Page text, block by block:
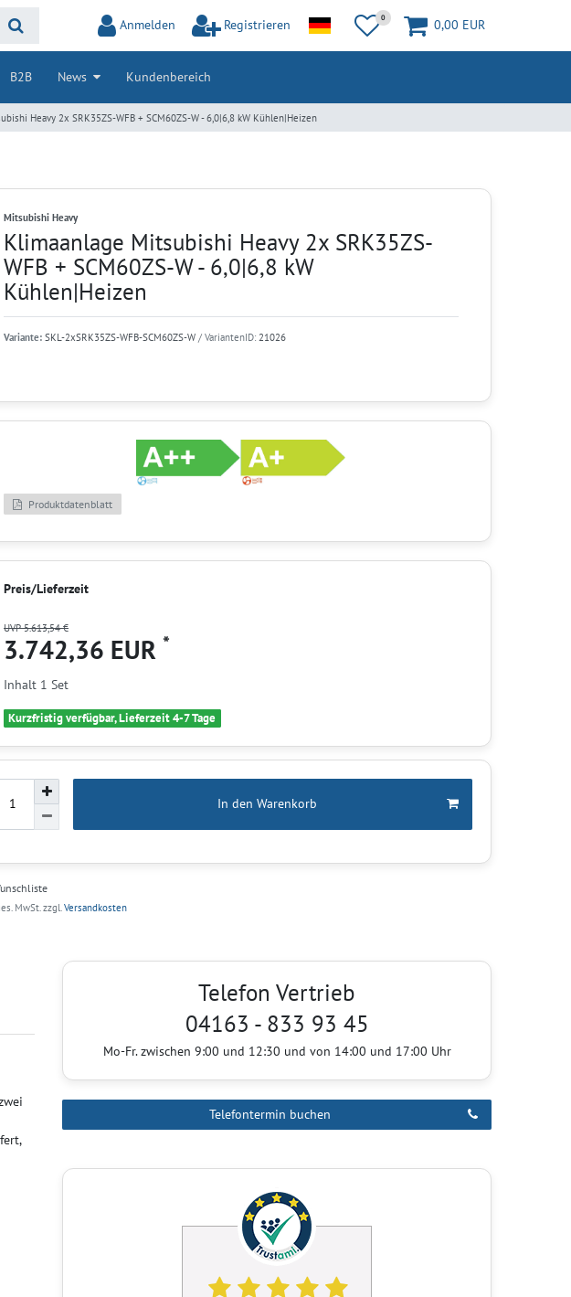
Anmelden Registrieren 0 0,00 EUR
B2B News Kundenbereich
Heavy 2x SRK35ZS-WFB + SCM60ZS-W - 6,0|6,8 kW Kühlen|Heizen
Mitsubishi Heavy
Klimaanlage Mitsubishi Heavy 2x SRK35ZS-
WFB + SCM60ZS-W - 6,0|6,8 kW
Kühlen|Heizen
Variante: SKL-2xSRK35ZS-WFB-SCM60ZS-W / VariantenID: 21026
Produktdatenblatt
Preis/Lieferzeit
UVP 5.613,54 €
3.742,36 EUR *
Inhalt 1 Set
Kurzfristig verfügbar, Lieferzeit 4-7 Tage
In den Warenkorb
MwSt. zzgl. Versandkosten
Telefon Vertrieb
04163 - 833 93 45
Mo-Fr. zwischen 9:00 und 12:30 und von 14:00 und 17:00 Uhr
Telefontermin buchen